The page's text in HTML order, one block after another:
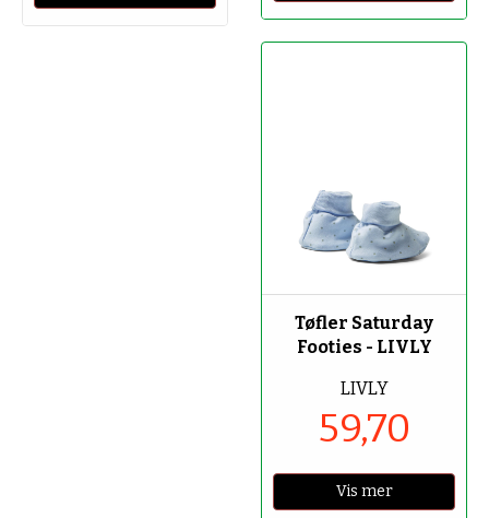
Tøfler Saturday
Footies - LIVLY
LIVLY
59,70
Vis mer